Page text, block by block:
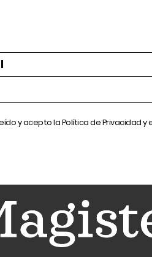
y acepto laPolítica de Privacidady